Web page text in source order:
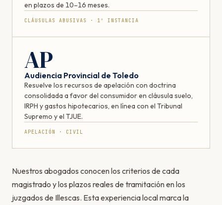
en plazos de 10–16 meses.
CLÁUSULAS ABUSIVAS · 1ª INSTANCIA
AP
Audiencia Provincial de Toledo
Resuelve los recursos de apelación con doctrina
consolidada a favor del consumidor en cláusula suelo,
IRPH y gastos hipotecarios, en línea con el Tribunal
Supremo y el TJUE.
APELACIÓN · CIVIL
Nuestros abogados conocen los criterios de cada
magistrado y los plazos reales de tramitación en los
juzgados de Illescas. Esta experiencia local marca la